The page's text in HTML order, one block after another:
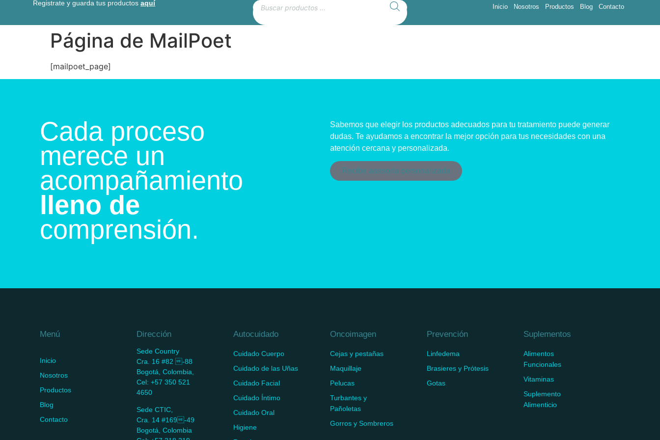
Registrate y guarda tus productosaquí Inicio Nosotros Productos Blog Contacto
Página de MailPoet
[mailpoet_page]
Cada proceso
merece un
acompañamiento
lleno de
comprensión.
Sabemos que elegir los productos adecuados para tu tratamiento puede generar
dudas. Te ayudamos a encontrar la mejor opción para tus necesidades con una
atención cercana y personalizada.
Recibe asesoría personalizada
Menú
Inicio
Nosotros
Productos
Blog
Contacto
Dirección
Sede Country
Cra. 16 #82 -88
Bogotá, Colombia,
Cel: +57 350 521
4650
Sede CTIC,
Cra. 14 #169-49
Bogotá, Colombia
Autocuidado
Cuidado Cuerpo
Cuidado de las Uñas
Cuidado Facial
Cuidado Íntimo
Cuidado Oral
Higiene
Oncoimagen
Cejas y pestañas
Maquillaje
Pelucas
Turbantes y
Pañoletas
Gorros y Sombreros
Prevención
Linfedema
Brasieres y Prótesis
Gotas
Suplementos
Alimentos
Funcionales
Vitaminas
Suplemento
Alimenticio